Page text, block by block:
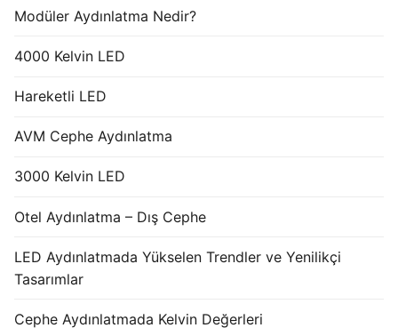
Modüler Aydınlatma Nedir?
4000 Kelvin LED
Hareketli LED
AVM Cephe Aydınlatma
3000 Kelvin LED
Otel Aydınlatma – Dış Cephe
LED Aydınlatmada Yükselen Trendler ve Yenilikçi
Tasarımlar
Cephe Aydınlatmada Kelvin Değerleri